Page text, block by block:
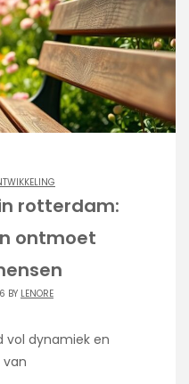
rotterdam:
ontmoet
BY LENORE
dynamiek en